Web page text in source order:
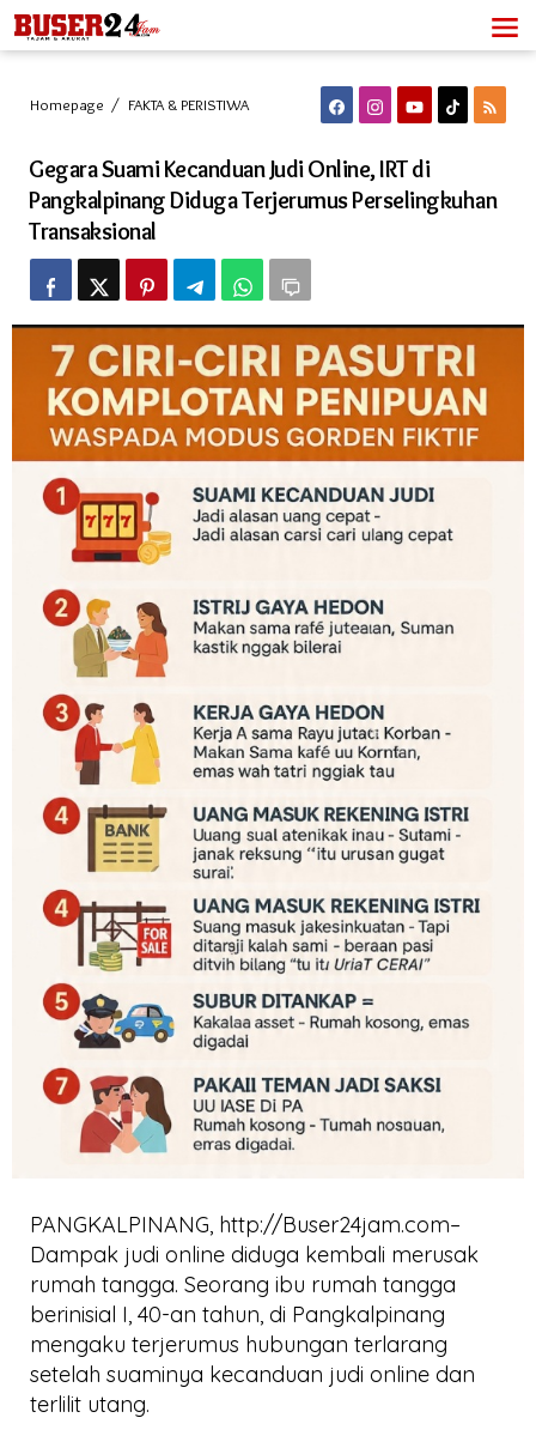
Lewati
ke
konten
Homepage / FAKTA & PERISTIWAGegara
Judi
Online,
IRT
Diduga
Terjerumus
Transaksional
Gegara Suami Kecanduan Judi Online, IRT di
Pangkalpinang Diduga Terjerumus Perselingkuhan
Transaksional
PANGKALPINANG, http://Buser24jam.com–
Dampak judi online diduga kembali merusak
rumah tangga. Seorang ibu rumah tangga
berinisial I, 40-an tahun, di Pangkalpinang
mengaku terjerumus hubungan terlarang
setelah suaminya kecanduan judi online dan
terlilit utang.